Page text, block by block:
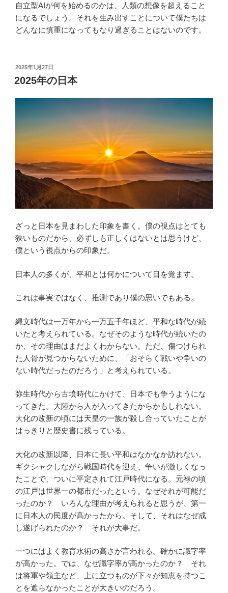
自立型AIが何を始めるのかは、人類の想像を超えること
になるでしょう。それを生み出すことについて僕たちは
どんなに慎重になってもなり過ぎることはないのです。
投
稿
日:
2025年1月27日
2025年の日本
ざっと日本を見まわした印象を書く。僕の視点はとても
狭いものだから、必ずしも正しくはないとは思うけど、
僕という視点からの印象だ。
日本人の多くが、平和とは何かについて目を覚ます。
これは事実ではなく、推測であり僕の思いでもある。
縄文時代は一万年から一万五千年ほど、平和な時代が続
いたと考えられている。なぜそのような時代が続いたの
か、その理由はまだよくわからない。ただ、傷つけられ
た人骨が見つからないために、「おそらく戦いや争いの
ない時代だったのだろう」と考えられている。
弥生時代から古墳時代にかけて、日本でも争うようにな
ってきた。大陸から人が入ってきたからかもしれない。
大化の改新の頃には天皇の一族が殺し合っていたことが
はっきりと歴史書に残っている。
大化の改新以降、日本に長い平和はなかなか訪れない。
ギクシャクしながら戦国時代を迎え、争いが激しくなっ
たことで、ついに平定されて江戸時代になる。元禄の頃
の江戸は世界一の都市だったという。なぜそれが可能だ
ったのか？ いろんな理由が考えられると思うが、第一
に日本人の民度が高かったから。そして、それはなぜ成
し遂げられたのか？ それが大事だ。
一つにはよく教育水術の高さが言われる。確かに識字率
が高かった。では、なぜ識字率が高かったのか？ それ
は将軍や領主など、上に立つものが下々が知恵を持つこ
とを遮らなかったことが大きいのだろう。